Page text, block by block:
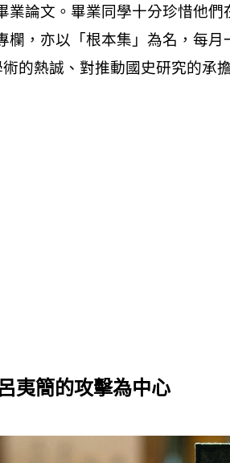
論文。畢業同學十分珍惜他
，亦以「根本集」為名，每
的熱誠、對推動國史研究的承
夷簡的攻擊為中心